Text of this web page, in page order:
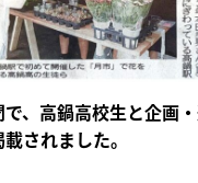
、高鍋高校生と企画
されました。